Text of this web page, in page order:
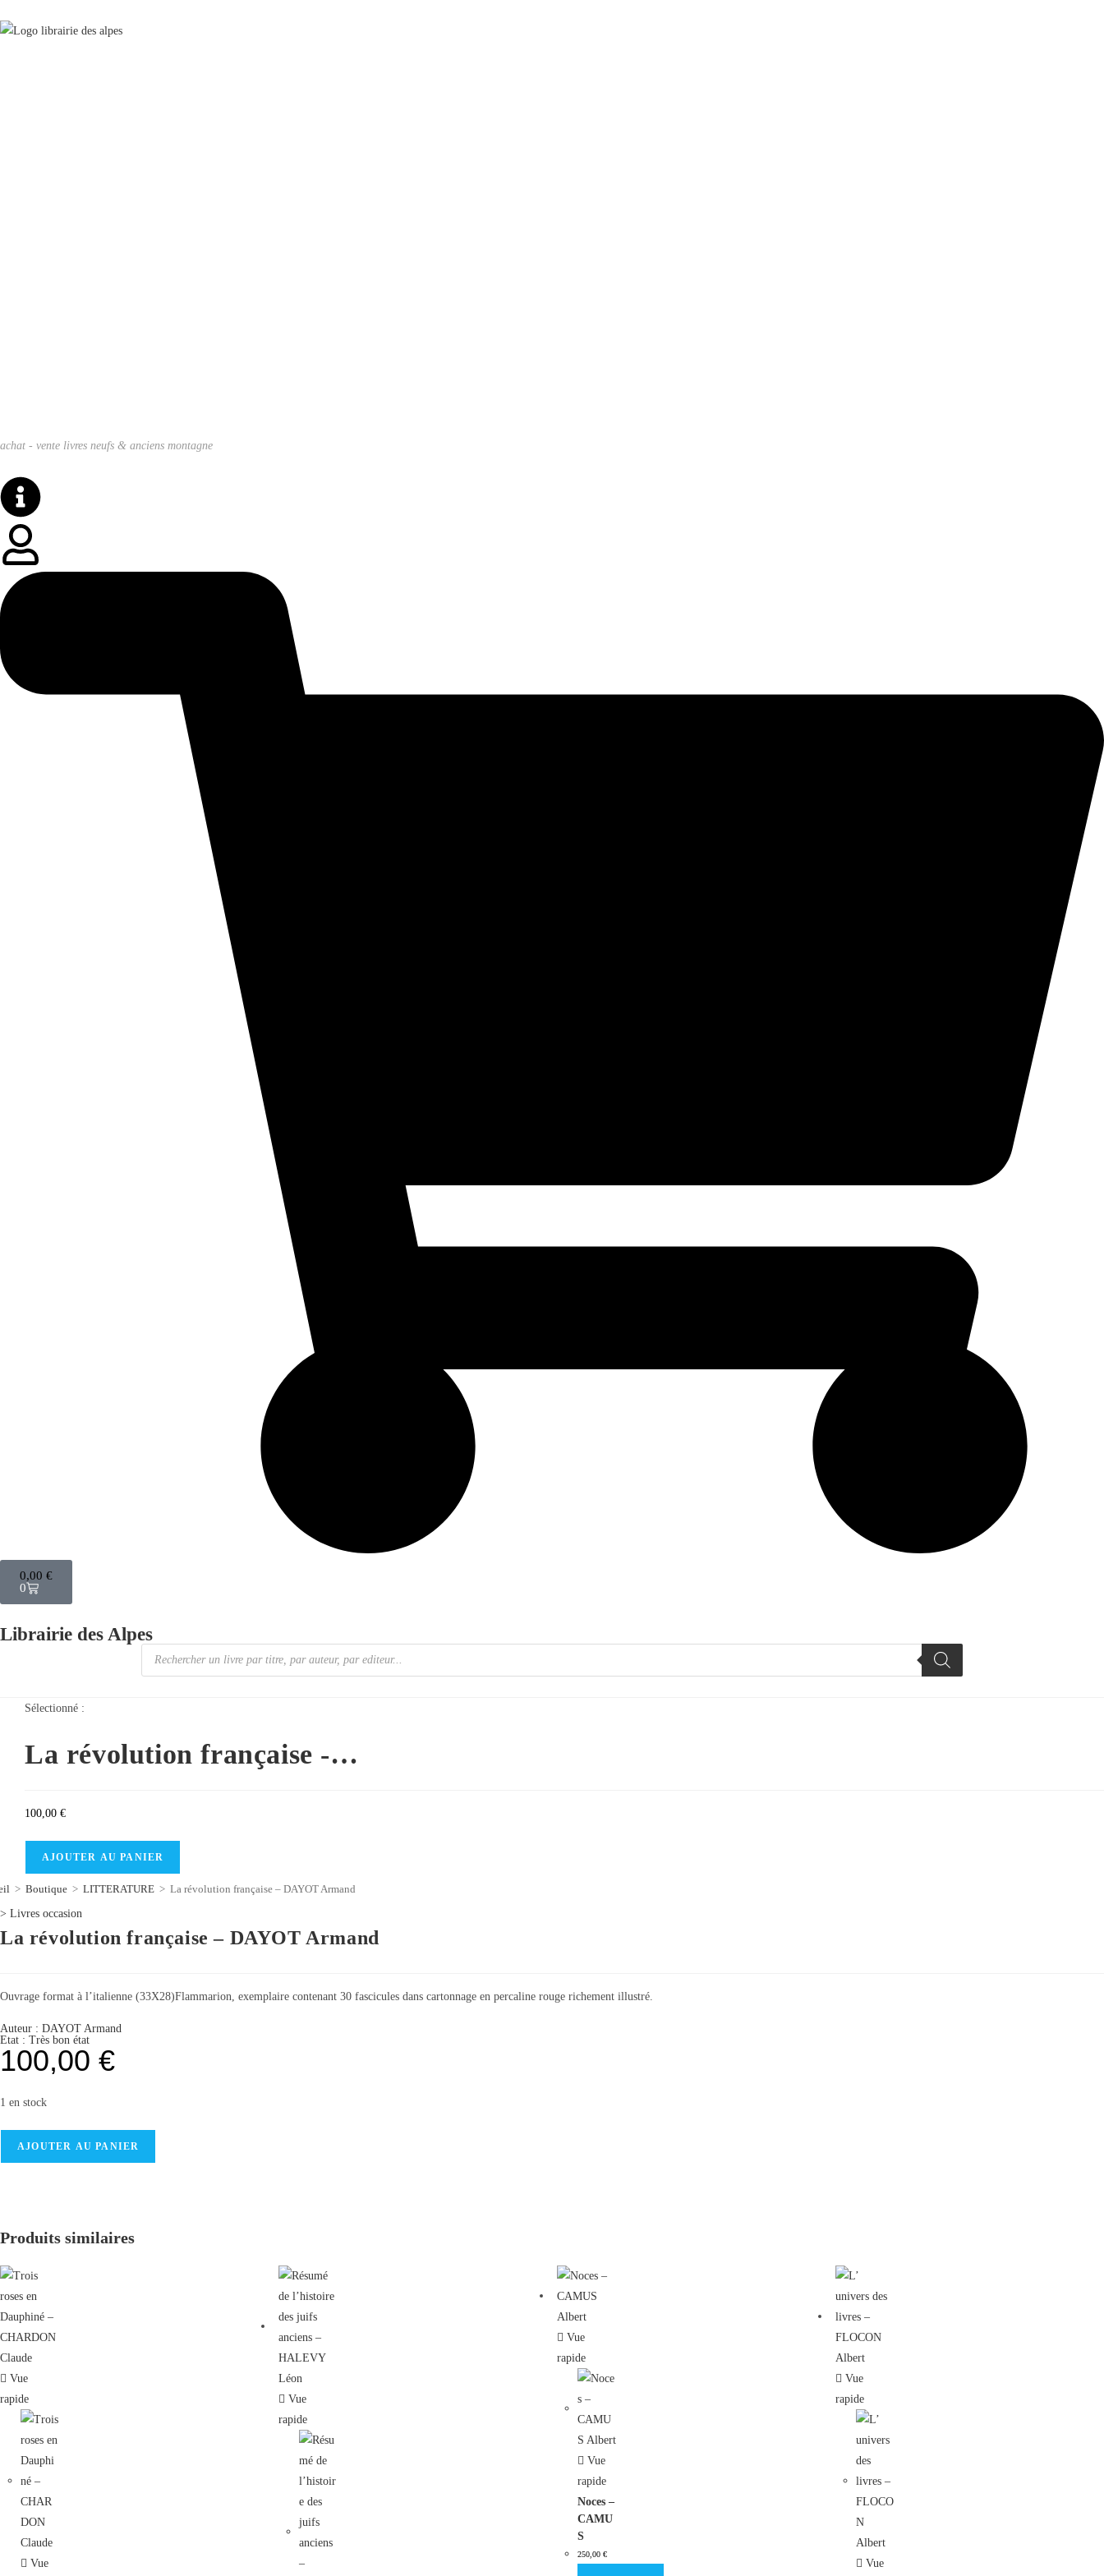
achat - vente livres neufs & anciens montagne
0,00 €
0
Librairie des Alpes
Sélectionné :
La révolution française -…
100,00 €
AJOUTER AU PANIER
> Boutique > LITTERATURE > La révolution française – DAYOT Armand
> Livres occasion
La révolution française – DAYOT Armand
Ouvrage format à l’italienne (33X28)Flammarion, exemplaire contenant 30 fascicules dans cartonnage en percaline rouge richement illustré.
Auteur : DAYOT Armand
Etat : Très bon état
100,00 €
1 en stock
AJOUTER AU PANIER
Produits similaires
Vue
rapide
Vue
Vue
rapide
Vue
rapide
Vue
rapide
Noces –
CAMU
S
Albert
250,00€
Vue
rapide
Vue